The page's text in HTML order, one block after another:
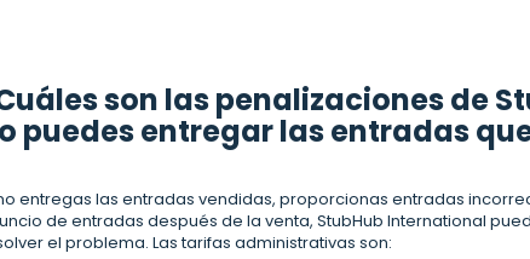
son las penalizaciones de
puedes entregar las entradas
entregas las entradas vendidas, proporcionas entradas
de entradas después de la venta, StubHub International
el problema. Las tarifas administrativas son: